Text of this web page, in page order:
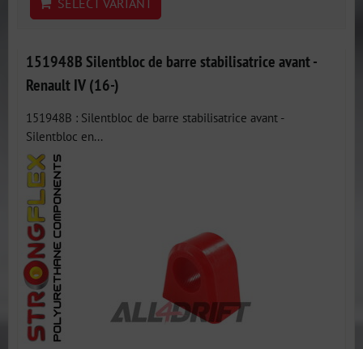
SELECT VARIANT
151948B Silentbloc de barre stabilisatrice avant -
Renault IV (16-)
151948B : Silentbloc de barre stabilisatrice avant -
Silentbloc en...